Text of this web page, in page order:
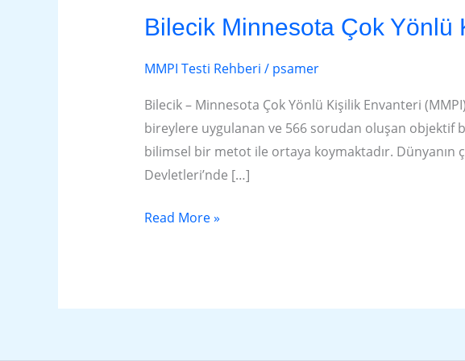
Bilecik Minnesota Çok
MMPI Testi Rehberi / psamer
Bilecik – Minnesota Çok Yönlü Kişilik Envanteri
bireylere uygulanan ve 566 sorudan oluşan
bilimsel bir metot ile ortaya koymaktadır.
Devletleri’nde […]
Çok
Kişilik
Envanteri
(MMPI)
Rehberi
Read More »